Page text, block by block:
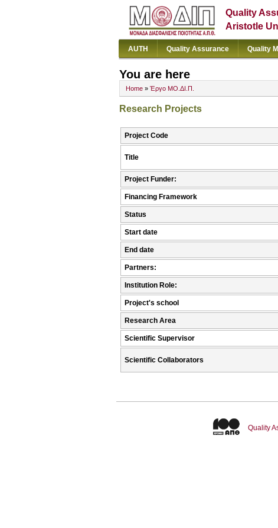
Quality
Aristotle
AUTH Quality Assurance Quality
You are here
Home » Έργο ΜΟ.ΔΙ.Π.
Research Projects
Project Code
Title
Project Funder:
Financing Framework
Status
Start date
End date
Partners:
Institution Role:
Project's school
Research Area
Scientific Supervisor
Scientific Collaborators
Quality